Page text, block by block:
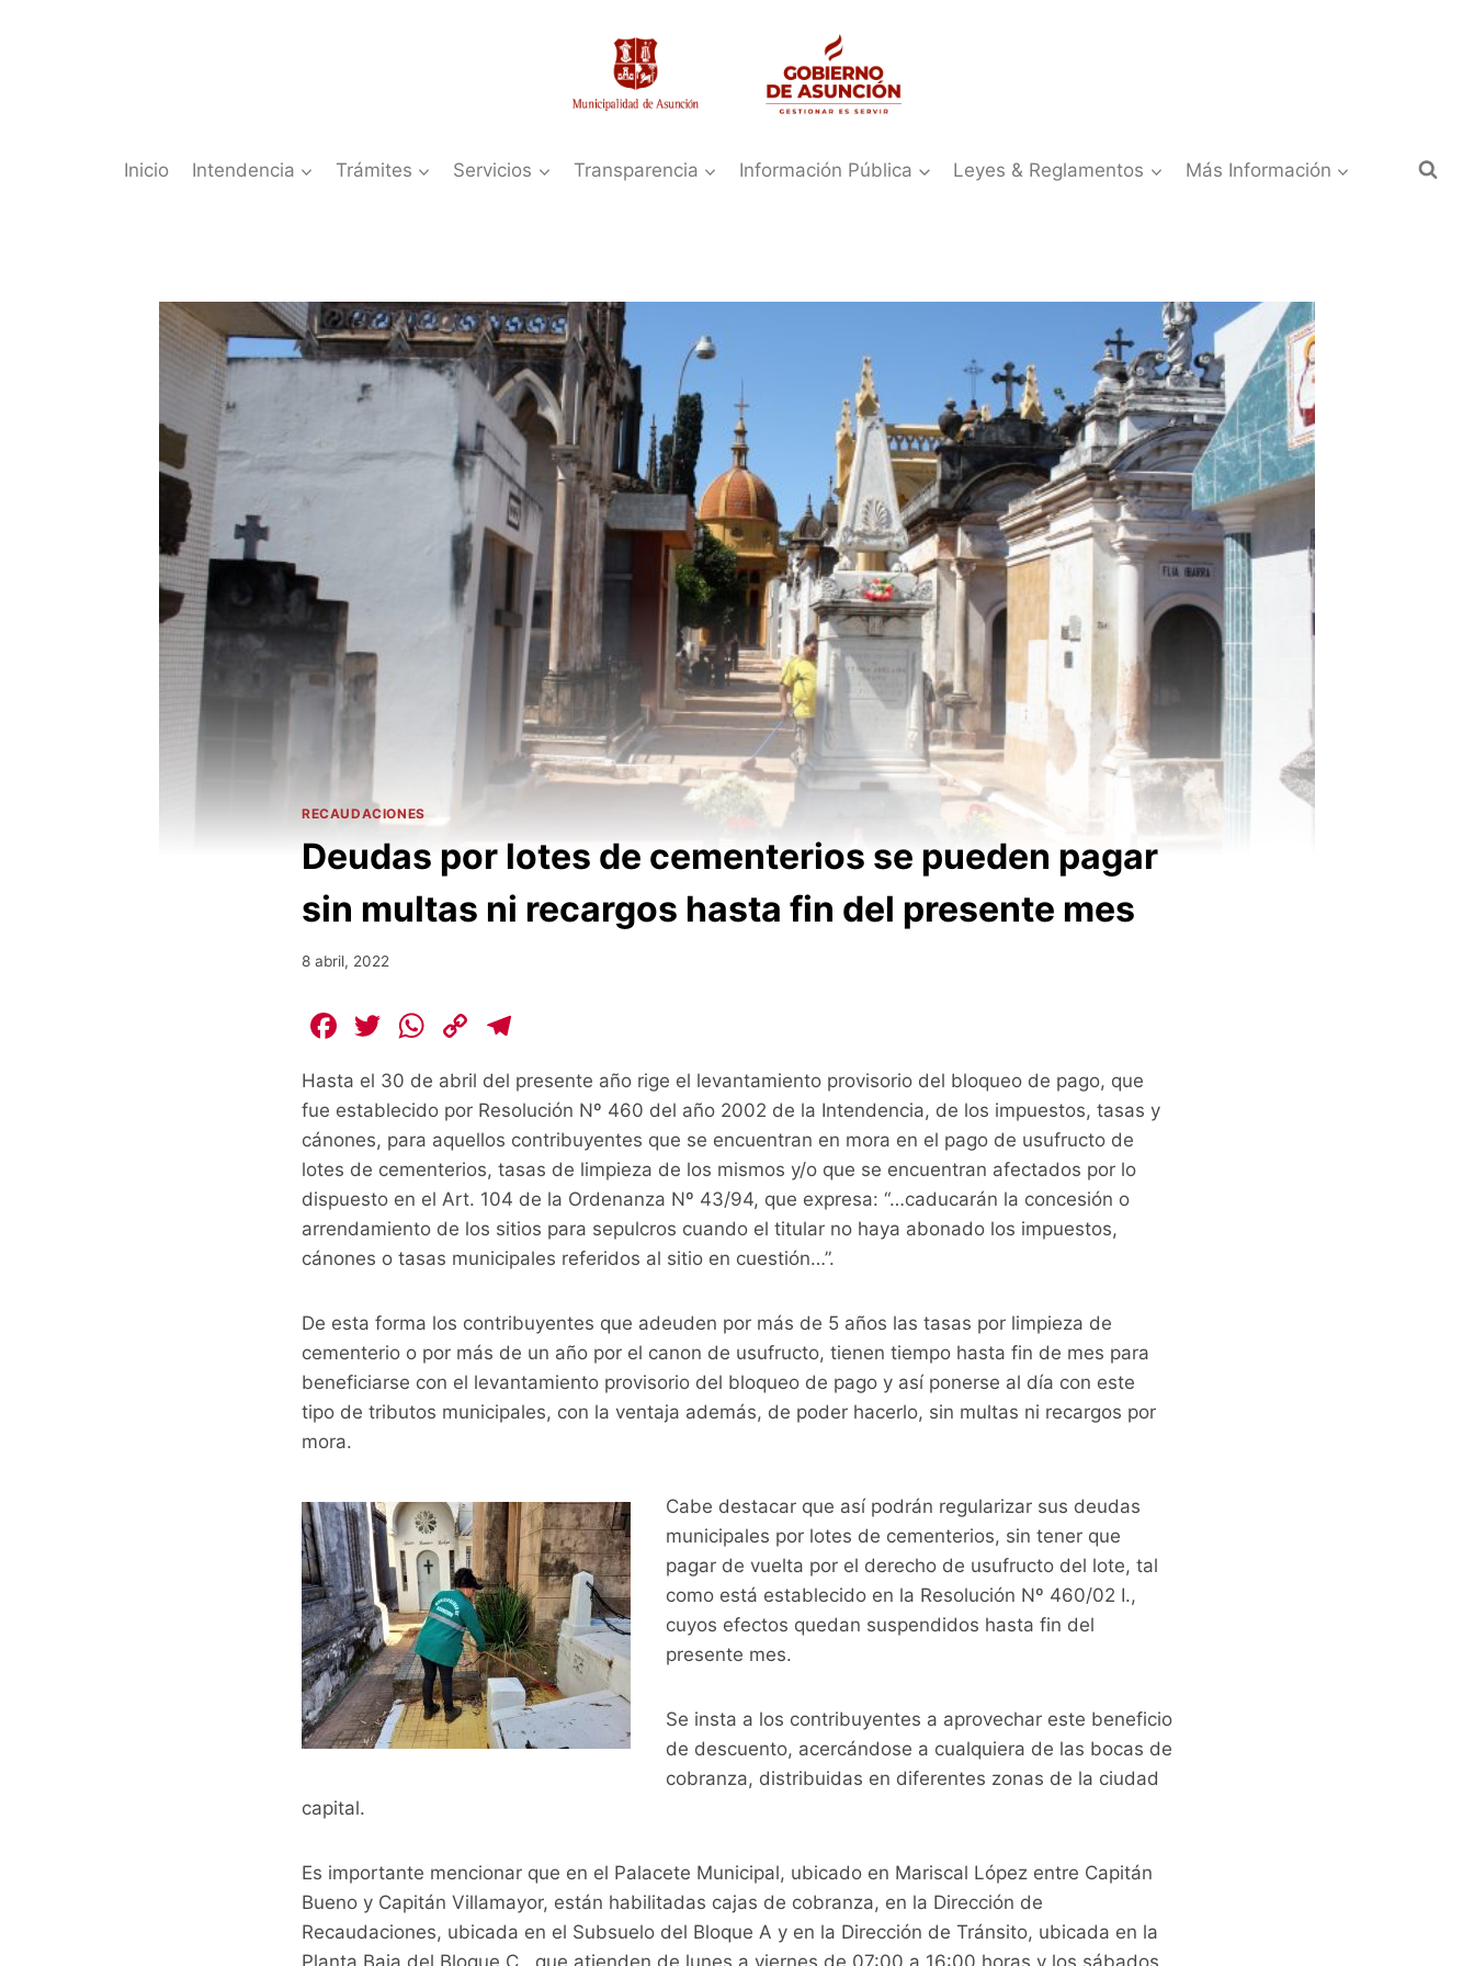
Inicio Intendencia Trámites Servicios Transparencia Información Pública Leyes & Reglamentos Más Información
RECAUDACIONES
Deudas por lotes de cementerios se pueden pagar
sin multas ni recargos hasta fin del presente mes
8 abril, 2022
F
c
e
b
o
o
k
T
itt
er
W
at
s
A
p
p
C
p
y
Li
n
k
e
gr
a
m
Hasta el 30 de abril del presente año rige el levantamiento provisorio del bloqueo de pago, que
fue establecido por Resolución Nº 460 del año 2002 de la Intendencia, de los impuestos, tasas y
cánones, para aquellos contribuyentes que se encuentran en mora en el pago de usufructo de
lotes de cementerios, tasas de limpieza de los mismos y/o que se encuentran afectados por lo
dispuesto en el Art. 104 de la Ordenanza Nº 43/94, que expresa: “…caducarán la concesión o
arrendamiento de los sitios para sepulcros cuando el titular no haya abonado los impuestos,
cánones o tasas municipales referidos al sitio en cuestión…”.
De esta forma los contribuyentes que adeuden por más de 5 años las tasas por limpieza de
cementerio o por más de un año por el canon de usufructo, tienen tiempo hasta fin de mes para
beneficiarse con el levantamiento provisorio del bloqueo de pago y así ponerse al día con este
tipo de tributos municipales, con la ventaja además, de poder hacerlo, sin multas ni recargos por
mora.
Cabe destacar que así podrán regularizar sus deudas
municipales por lotes de cementerios, sin tener que
pagar de vuelta por el derecho de usufructo del lote, tal
como está establecido en la Resolución Nº 460/02 I.,
cuyos efectos quedan suspendidos hasta fin del
presente mes.
Se insta a los contribuyentes a aprovechar este beneficio
de descuento, acercándose a cualquiera de las bocas de
cobranza, distribuidas en diferentes zonas de la ciudad
capital.
Es importante mencionar que en el Palacete Municipal, ubicado en Mariscal López entre Capitán
Bueno y Capitán Villamayor, están habilitadas cajas de cobranza, en la Dirección de
Recaudaciones, ubicada en el Subsuelo del Bloque A y en la Dirección de Tránsito, ubicada en la